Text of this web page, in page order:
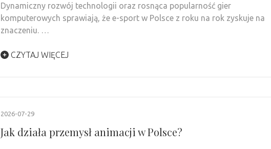
Dynamiczny rozwój technologii oraz rosnąca popularność gier
komputerowych sprawiają, że e-sport w Polsce z roku na rok zyskuje na
znaczeniu. …
CZYTAJ WIĘCEJ
2026-07-29
Jak działa przemysł animacji w Polsce?